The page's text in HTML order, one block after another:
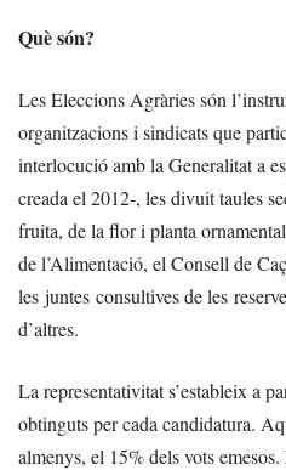
Què són?
Les Eleccions Agràries són
organitzacions i sindicats que
interlocució amb la Generalitat a
creada el 2012-, les divuit taules
fruita, de la flor i planta
de l’Alimentació, el Consell de
les juntes consultives de les
d’altres.
La representativitat s’estableix a
obtinguts per cada candidatura.
almenys, el 15% dels vots